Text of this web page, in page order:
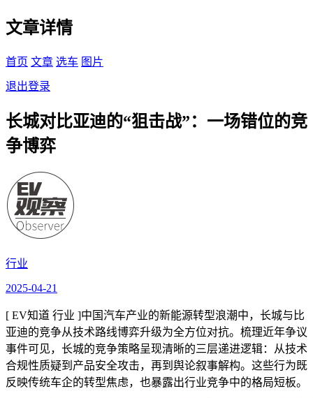
文章详情
首页 文章 选车 图片
退出登录
长城对比亚迪的“狙击战”：一场错位的竞
争博弈
行业
2025-04-21
[ EV知道 行业 ]中国汽车产业的新能源转型浪潮中，长城与比
亚迪的竞争从技术路线博弈升级为全方位对抗。梳理近年争议
事件可见，长城的竞争策略呈现清晰的三层递进逻辑：从技术
合规性质疑到产品安全攻击，再到舆论叙事解构。这些行为既
反映传统车企的转型焦虑，也暴露出行业竞争中的格局短板。